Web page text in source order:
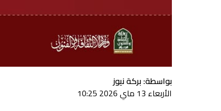
بواسطة: بركة نيوز
الأربعاء 13 ماي 2026 10:25